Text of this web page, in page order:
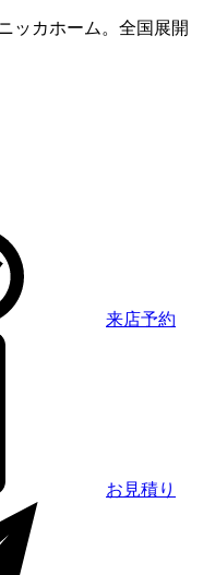
ッカホーム。全国展開
来店予約
お見積り